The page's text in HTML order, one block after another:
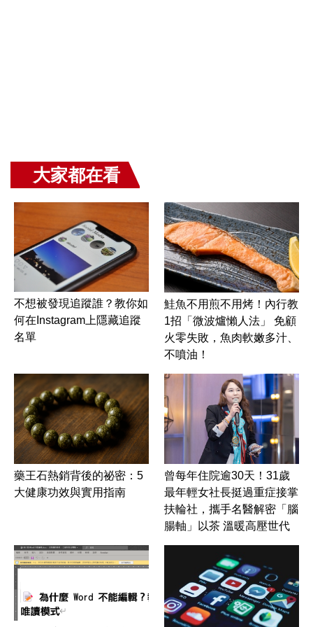
大家都在看
不想被發現追蹤誰？教你如
何在Instagram上隱藏追蹤
名單
鮭魚不用煎不用烤！內行教
1招「微波爐懶人法」 免顧
火零失敗，魚肉軟嫩多汁、
不噴油！
藥王石熱銷背後的祕密：5
大健康功效與實用指南
曾每年住院逾30天！31歲
最年輕女社長挺過重症接掌
扶輪社，攜手名醫解密「腦
腸軸」以茶 溫暖高壓世代